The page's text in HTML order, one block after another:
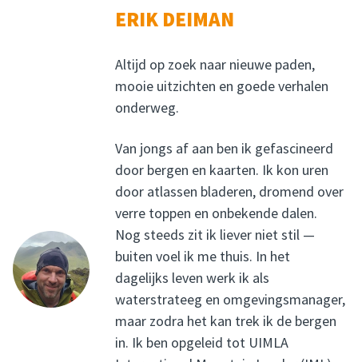
ERIK DEIMAN
Altijd op zoek naar nieuwe paden,
mooie uitzichten en goede verhalen
onderweg.
Van jongs af aan ben ik gefascineerd
door bergen en kaarten. Ik kon uren
door atlassen bladeren, dromend over
verre toppen en onbekende dalen.
Nog steeds zit ik liever niet stil —
buiten voel ik me thuis. In het
dagelijks leven werk ik als
waterstrateeg en omgevingsmanager,
maar zodra het kan trek ik de bergen
in. Ik ben opgeleid tot UIMLA